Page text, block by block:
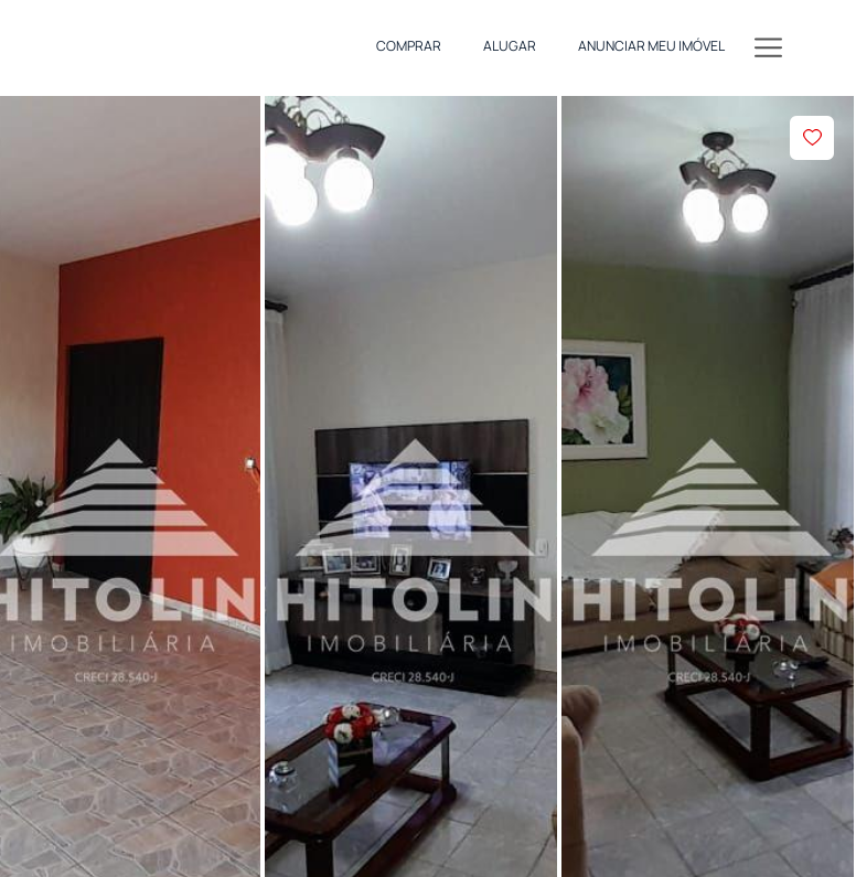
COMPRAR ALUGAR ANUNCIAR MEU IMÓVEL